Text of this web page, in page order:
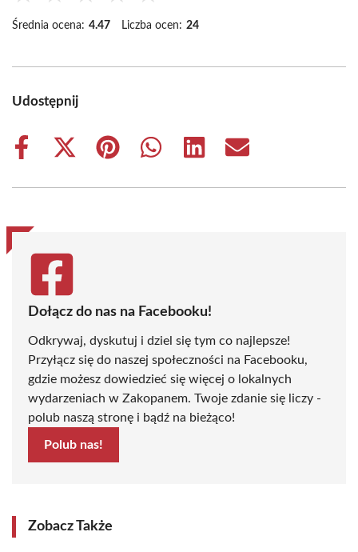
Średnia ocena: 4.47 Liczba ocen: 24
Udostępnij
Share
Share
(Twitter)
Share
Share
Share
Share
Dołącz do nas na Facebooku!
Odkrywaj, dyskutuj i dziel się tym co najlepsze!
Przyłącz się do naszej społeczności na Facebooku,
gdzie możesz dowiedzieć się więcej o lokalnych
wydarzeniach w Zakopanem. Twoje zdanie się liczy -
polub naszą stronę i bądź na bieżąco!
Polub nas!
Zobacz Także